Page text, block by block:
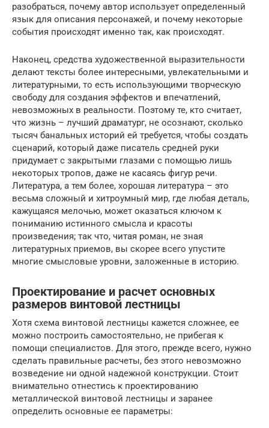
разобраться, почему автор использует определенный
язык для описания персонажей, и почему некоторые
события происходят именно так, как происходят.
Наконец, средства художественной выразительности
делают тексты более интересными, увлекательными и
литературными, то есть использующими творческую
свободу для создания эффектов и впечатлений,
невозможных в реальности. Поэтому те, кто считает,
что жизнь – лучший драматург, не осознают, сколько
тысяч банальных историй ей требуется, чтобы создать
сценарий, который даже писатель средней руки
придумает с закрытыми глазами с помощью лишь
некоторых тропов, даже не касаясь фигур речи.
Литература, а тем более, хорошая литература – это
весьма сложный и хитроумный мир, где любая деталь,
кажущаяся мелочью, может оказаться ключом к
пониманию истинного смысла и красоты
произведения; так что, читая роман, не зная
литературных приемов, вы скорее всего упустите
многие смысловые уровни, заложенные в историю.
Проектирование и расчет основных
размеров винтовой лестницы
Хотя схема винтовой лестницы кажется сложнее, ее
можно построить самостоятельно, не прибегая к
помощи специалистов. Для этого, прежде всего, нужно
сделать правильные расчеты, без этого невозможно
возведение ни одной надежной конструкции. Стоит
внимательно отнестись к проектированию
металлической винтовой лестницы и заранее
определить основные ее параметры: